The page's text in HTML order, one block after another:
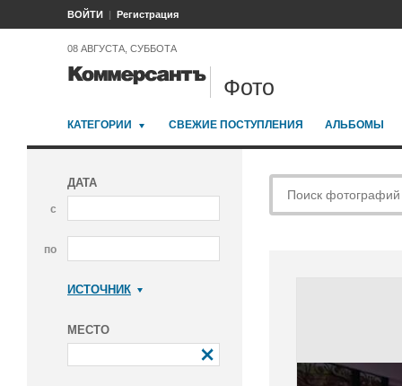
ВОЙТИ Регистрация
08 АВГУСТА, СУББОТА
Фото
КАТЕГОРИИ СВЕЖИЕ ПОСТУПЛЕНИЯ АЛЬБОМЫ
ДАТА
с
по
ИСТОЧНИК
МЕСТО